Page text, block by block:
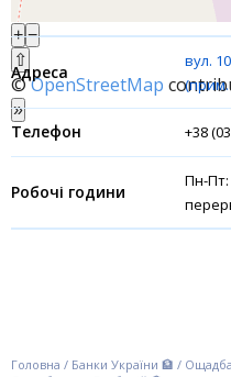
+ −
⇧
©OpenStreetMap
»
вул.
(прим.
+38
Пн-Пт:
Головна / Банки України 🏦 /